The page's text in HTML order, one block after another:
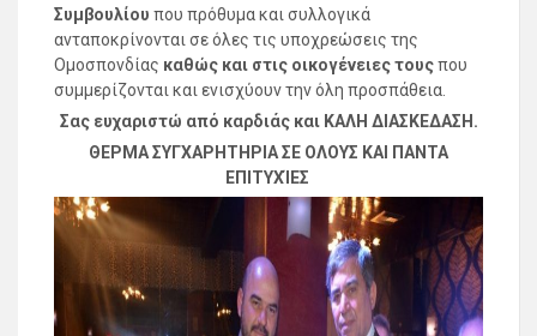
Συμβουλίου που πρόθυμα και συλλογικά
ανταποκρίνονται σε όλες τις υποχρεώσεις της
Ομοσπονδίας καθώς και στις οικογένειες τουςπου
συμμερίζονται και ενισχύουν την όλη προσπάθεια.
Σας ευχαριστώ από καρδιάς και ΚΑΛΗ ΔΙΑΣΚΕΔΑΣΗ.
ΘΕΡΜΑ ΣΥΓΧΑΡΗΤΗΡΙΑ ΣΕ ΟΛΟΥΣ ΚΑΙ ΠΑΝΤΑ
ΕΠΙΤΥΧΊΕΣ